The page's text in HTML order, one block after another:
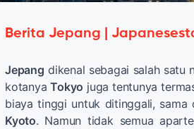
Berita Jepang |
Jepang dikenal sebagai salah satu
kotanyaTokyo juga tentunya
biaya tinggi untuk ditinggali, sama
Kyoto. Namun tidak semua